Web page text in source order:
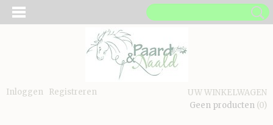
Inloggen Registreren
UW WINKELWAGEN
Geen producten (0)